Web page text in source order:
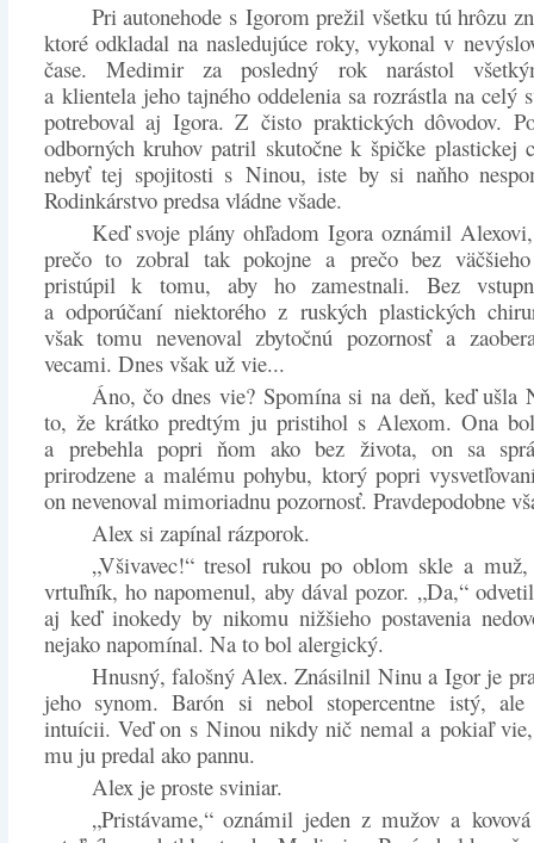
Pri autonehode s Igorom prežil všetku tú hrôzu
ktoré odkladal na nasledujúce roky, vykonal v
čase. Medimir za posledný rok narástol
a klientela jeho tajného oddelenia sa rozrástla na celý
potreboval aj Igora. Z čisto praktických dôvodov.
odborných kruhov patril skutočne k špičke plastickej
nebyť tej spojitosti s Ninou, iste by si naňho
Rodinkárstvo predsa vládne všade.
Keď svoje plány ohľadom Igora oznámil
prečo to zobral tak pokojne a prečo bez väčšieho
pristúpil k tomu, aby ho zamestnali. Bez
a odporúčaní niektorého z ruských plastických
však tomu nevenoval zbytočnú pozornosť a
vecami. Dnes však už vie...
Áno, čo dnes vie? Spomína si na deň, keď ušla
to, že krátko predtým ju pristihol s Alexom. Ona
a prebehla popri ňom ako bez života, on sa
prirodzene a malému pohybu, ktorý popri
on nevenoval mimoriadnu pozornosť. Pravdepodobne
Alex si zapínal rázporok.
„Všivavec!“ tresol rukou po oblom skle a
vrtuľník, ho napomenul, aby dával pozor. „Da,“
aj keď inokedy by nikomu nižšieho postavenia
nejako napomínal. Na to bol alergický.
Hnusný, falošný Alex. Znásilnil Ninu a Igor je
jeho synom. Barón si nebol stopercentne istý,
intuícii. Veď on s Ninou nikdy nič nemal a pokiaľ
mu ju predal ako pannu.
Alex je proste sviniar.
„Pristávame,“ oznámil jeden z mužov a